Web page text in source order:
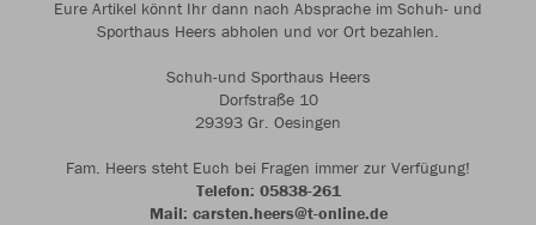
Eure Artikel könnt Ihr dann nach Absprache im Schuh- und
Sporthaus Heers abholen und vor Ort bezahlen.
Schuh-und Sporthaus Heers
Dorfstraße 10
29393 Gr. Oesingen
Fam. Heers steht Euch bei Fragen immer zur Verfügung!
Telefon: 05838-261
Mail: carsten.heers@t-online.de